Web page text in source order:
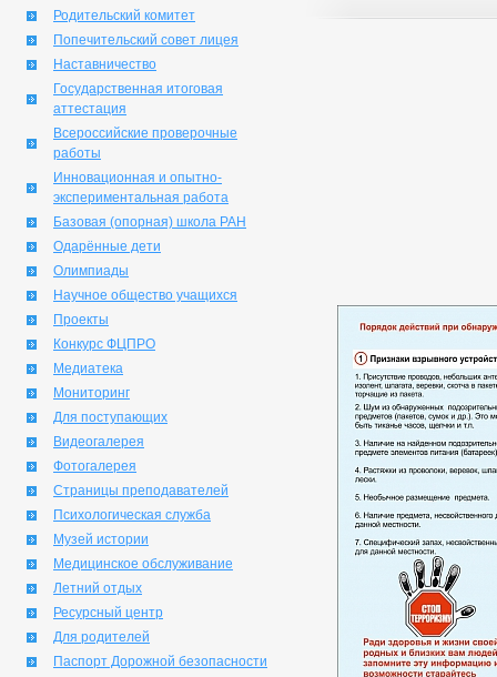
Родительский комитет
Попечительский совет лицея
Наставничество
Государственная итоговая
аттестация
Всероссийские проверочные
работы
Инновационная и опытно-
экспериментальная работа
Базовая (опорная) школа РАН
Одарённые дети
Олимпиады
Научное общество учащихся
Проекты
Конкурс ФЦПРО
Медиатека
Мониторинг
Для поступающих
Видеогалерея
Фотогалерея
Страницы преподавателей
Психологическая служба
Музей истории
Медицинское обслуживание
Летний отдых
Ресурсный центр
Для родителей
Паспорт Дорожной безопасности